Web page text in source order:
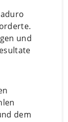
und
dem